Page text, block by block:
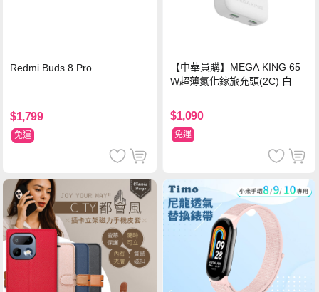
Redmi Buds 8 Pro
$1,799
免運
【中華員購】MEGA KING 65
W超薄氮化鎵旅充頭(2C) 白
$1,090
免運